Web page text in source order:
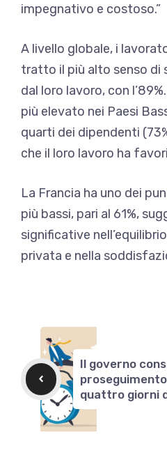
impegnativo e costoso.”
A livello globale, i
tratto il più alto senso di
dal loro lavoro, con
più elevato nei Paesi
quarti dei dipendenti
che il loro lavoro ha
La Francia ha uno dei
più bassi, pari al 61%,
significative
privata e nella
Il governo
quattro giorni